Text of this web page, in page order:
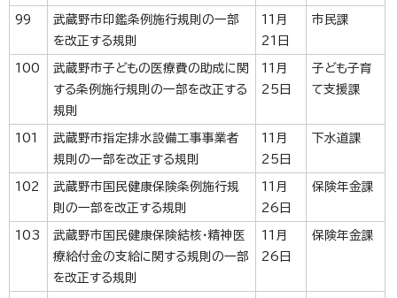
99
武蔵野市印鑑条例施行規則の一部
を改正する規則
11月
21日
市民課
100
武蔵野市子どもの医療費の助成に関
する条例施行規則の一部を改正する
規則
11月
25日
子ども子育
て支援課
101
武蔵野市指定排水設備工事事業者
規則の一部を改正する規則
11月
25日
下水道課
102
武蔵野市国民健康保険条例施行規
則の一部を改正する規則
11月
26日
保険年金課
103
武蔵野市国民健康保険結核・精神医
療給付金の支給に関する規則の一部
を改正する規則
11月
26日
保険年金課